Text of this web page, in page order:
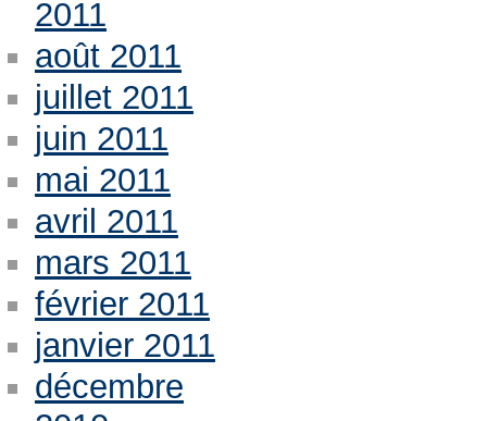
2011
août 2011
juillet 2011
juin 2011
mai 2011
avril 2011
mars 2011
février 2011
janvier 2011
décembre